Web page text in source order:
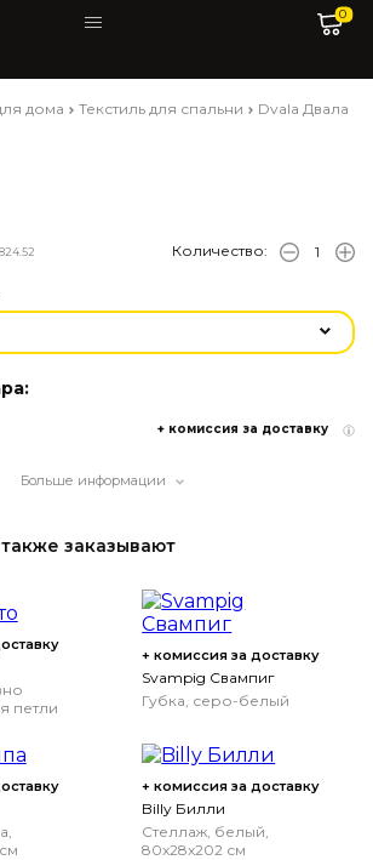
0
дома Текстиль для спальни Dvala Двала
Количество:
+ комиссия за доставку
Больше информации
заказывают
петли
+ комиссия за доставку
Svampig Свампиг
Губка, серо-белый
+ комиссия за доставку
Billy Билли
Стеллаж, белый,
80x28x202 см